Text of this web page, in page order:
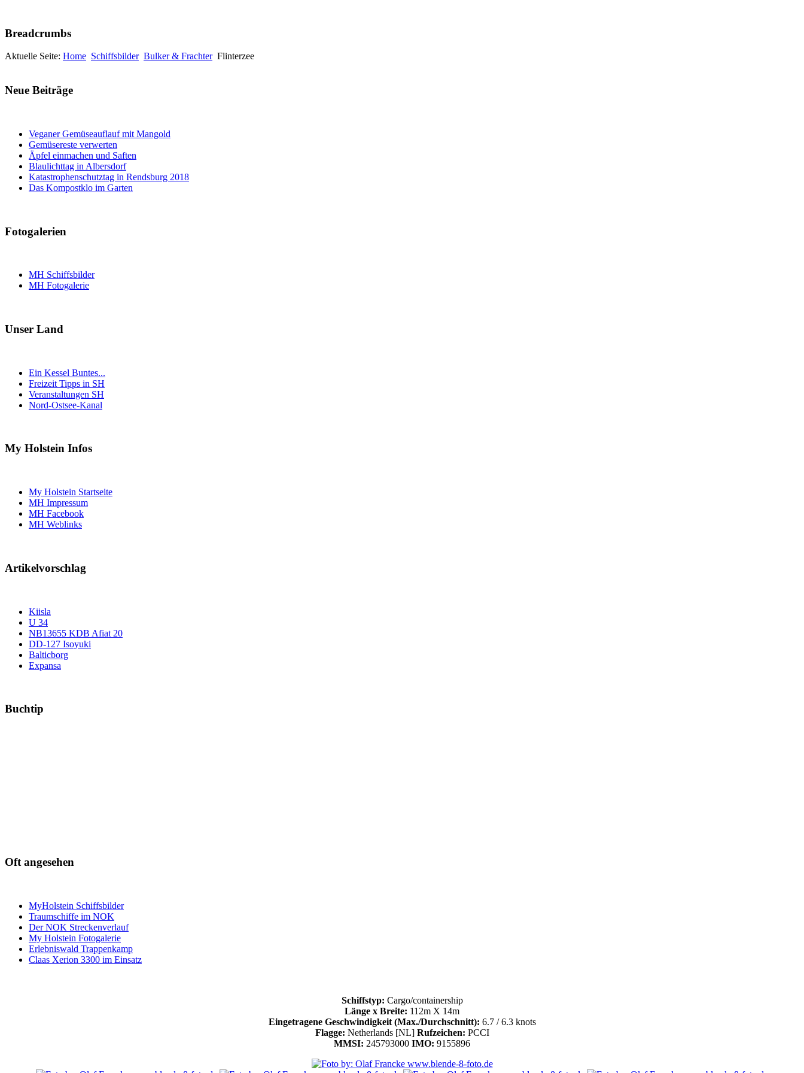
Breadcrumbs
Aktuelle Seite: Home Schiffsbilder Bulker & Frachter Flinterzee
Neue Beiträge
Veganer Gemüseauflauf mit Mangold
Gemüsereste verwerten
Äpfel einmachen und Saften
Blaulichttag in Albersdorf
Katastrophenschutztag in Rendsburg 2018
Das Kompostklo im Garten
Fotogalerien
MH Schiffsbilder
MH Fotogalerie
Unser Land
Ein Kessel Buntes...
Freizeit Tipps in SH
Veranstaltungen SH
Nord-Ostsee-Kanal
My Holstein Infos
My Holstein Startseite
MH Impressum
MH Facebook
MH Weblinks
Artikelvorschlag
Kiisla
U 34
NB13655 KDB Afiat 20
DD-127 Isoyuki
Balticborg
Expansa
Buchtip
Oft angesehen
MyHolstein Schiffsbilder
Traumschiffe im NOK
Der NOK Streckenverlauf
My Holstein Fotogalerie
Erlebniswald Trappenkamp
Claas Xerion 3300 im Einsatz
Schiffstyp: Cargo/containership
Länge x Breite: 112m X 14m
Eingetragene Geschwindigkeit (Max./Durchschnitt): 6.7 / 6.3 knots
Flagge: Netherlands [NL] Rufzeichen: PCCI
MMSI: 245793000 IMO: 9155896